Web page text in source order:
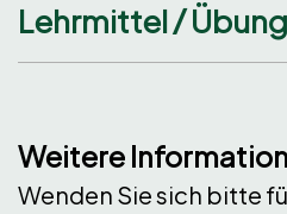
Lehrmittel /
Weitere
Wenden Sie sich bitte